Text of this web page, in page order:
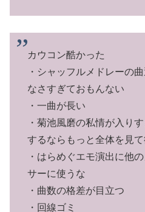
カウコン酷かった
・シャッフルメドレーの
なさすぎておもんない
・一曲が長い
・菊池風磨の私情が入り
するならもっと全体を見
・はらめぐエモ演出に他
サーに使うな
・曲数の格差が目立つ
・回線ゴミ